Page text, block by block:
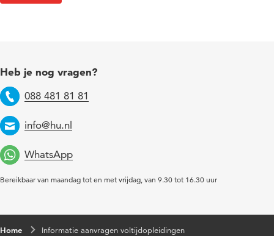
Heb je nog vragen?
Telefoon
088 481 81 81
Email
info@hu.nl
WhatsApp
Bereikbaar van maandag tot en met vrijdag, van 9.30 tot 16.30 uur
Home Informatie aanvragen voltijdopleidingen